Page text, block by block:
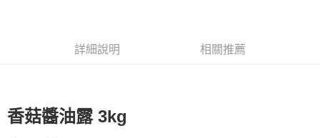
１．透過由恩沛科技股份有限公司提供之「AFTEE先享後付」服務完成之交
３．未成年的使用者請事先徵得法定代理人或監護人之同意方可使用
「AFTEE先享後付」，若未經同意申辦者引起之損失，本公司不負相關責
詳細說明 相關推薦
香菇醬油露 3kg